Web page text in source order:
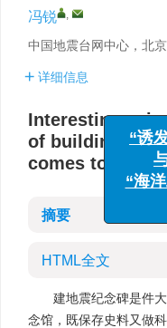
冯锐 ,
中国地震台网中心，北
详细信息
Interesting
of building
comes to an
摘要
HTML全文
建地震纪念碑是件
念馆，既保存史料又做
“诱
“海